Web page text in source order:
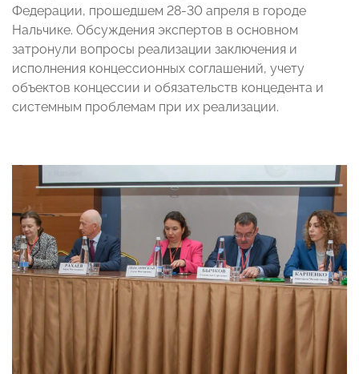
Федерации, прошедшем 28-30 апреля в городе
Нальчике. Обсуждения экспертов в основном
затронули вопросы реализации заключения и
исполнения концессионных соглашений, учету
объектов концессии и обязательств концедента и
системным проблемам при их реализации.